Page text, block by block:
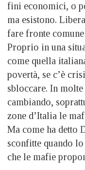
fini economici, o
ma esistono.
fare fronte
Proprio in una
come quella
povertà, se c’è
sbloccare. In molte
cambiando,
zone d’Italia le
Ma come ha detto
sconfitte quando
che le mafie